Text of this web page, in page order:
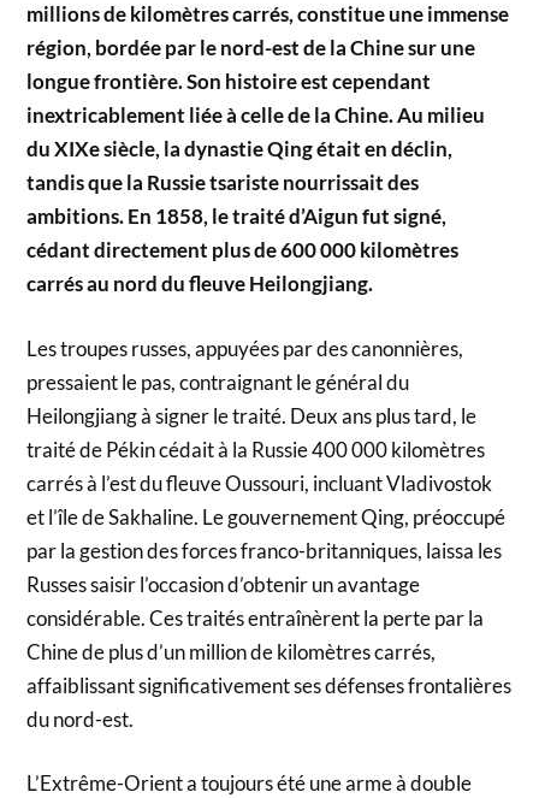
millions de kilomètres carrés, constitue une immense
région, bordée par le nord-est de la Chine sur une
longue frontière. Son histoire est cependant
inextricablement liée à celle de la Chine. Au milieu
du XIXe siècle, la dynastie Qing était en déclin,
tandis que la Russie tsariste nourrissait des
ambitions. En 1858, le traité d’Aigun fut signé,
cédant directement plus de 600 000 kilomètres
carrés au nord du fleuve Heilongjiang.
Les troupes russes, appuyées par des canonnières,
pressaient le pas, contraignant le général du
Heilongjiang à signer le traité. Deux ans plus tard, le
traité de Pékin cédait à la Russie 400 000 kilomètres
carrés à l’est du fleuve Oussouri, incluant Vladivostok
et l’île de Sakhaline. Le gouvernement Qing, préoccupé
par la gestion des forces franco-britanniques, laissa les
Russes saisir l’occasion d’obtenir un avantage
considérable. Ces traités entraînèrent la perte par la
Chine de plus d’un million de kilomètres carrés,
affaiblissant significativement ses défenses frontalières
du nord-est.
L’Extrême-Orient a toujours été une arme à double